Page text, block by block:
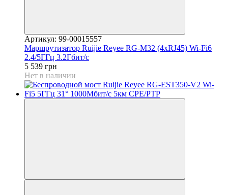
Артикул: 99-00015557
Маршрутизатор Ruijie Reyee RG-M32 (4xRJ45) Wi-Fi6
2.4/5ГГц 3.2Гбит/с
5 539 грн
Нет в наличии